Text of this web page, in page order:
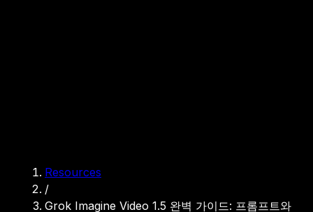
Resources
/
Grok Imagine Video 1.5 완벽 가이드: 프롬프트와